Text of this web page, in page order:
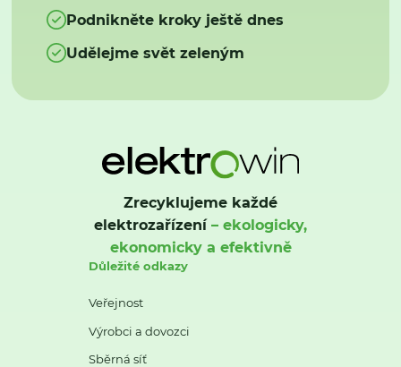
Podnikněte kroky ještě dnes
Udělejme svět zeleným
Zrecyklujeme každé
elektrozařízení– ekologicky,
ekonomicky a efektivně
Důležité odkazy
Veřejnost
Výrobci a dovozci
Sběrná síť